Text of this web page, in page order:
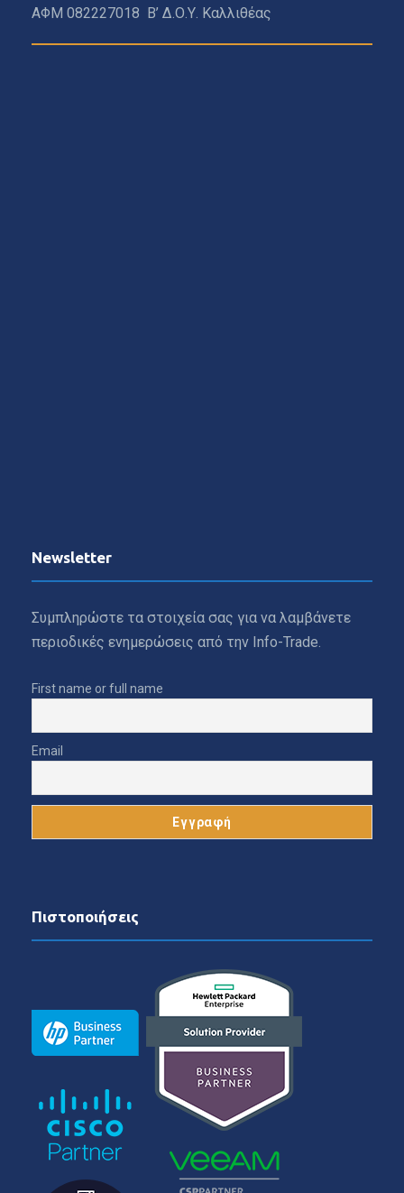
ΑΦΜ 082227018 Β’ Δ.Ο.Υ. Καλλιθέας
Newsletter
Συμπληρώστε τα στοιχεία σας για να λαμβάνετε
περιοδικές ενημερώσεις από την Info-Trade.
First name or full name
Email
Πιστοποιήσεις